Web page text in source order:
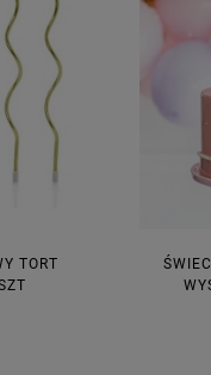
TORT